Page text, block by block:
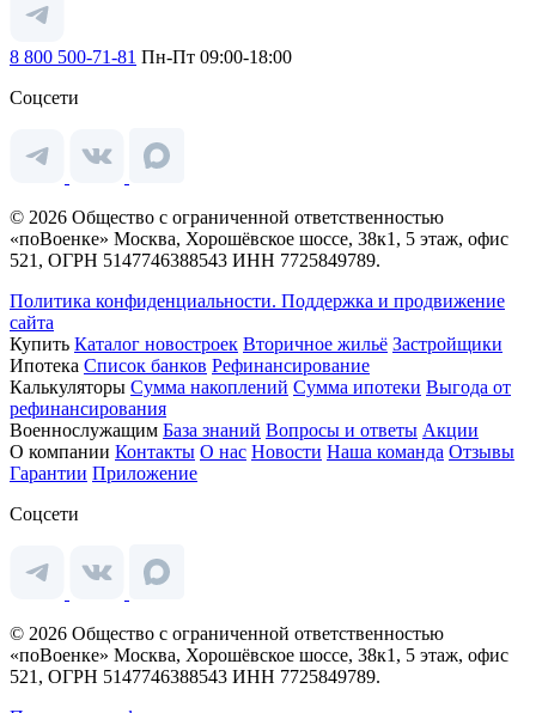
8 800 500-71-81 Пн-Пт 09:00-18:00
Соцсети
© 2026 Общество с ограниченной ответственностью
«поВоенке» Москва, Хорошёвское шоссе, 38к1, 5 этаж, офис
521, ОГРН 5147746388543 ИНН 7725849789.
Политика конфиденциальности. Поддержка и продвижение
сайта
Купить Каталог новостроек Вторичное жильё Застройщики
Ипотека Список банков Рефинансирование
Калькуляторы Сумма накоплений Сумма ипотеки Выгода от
рефинансирования
Военнослужащим База знаний Вопросы и ответы Акции
О компании Контакты О нас Новости Наша команда Отзывы
Гарантии Приложение
Соцсети
© 2026 Общество с ограниченной ответственностью
«поВоенке» Москва, Хорошёвское шоссе, 38к1, 5 этаж, офис
521, ОГРН 5147746388543 ИНН 7725849789.